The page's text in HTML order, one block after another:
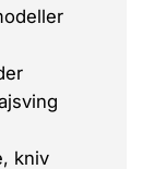
kniv